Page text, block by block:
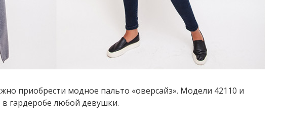
приобрести модное пальто «оверсайз». Модели 42110 и
гардеробе любой девушки.